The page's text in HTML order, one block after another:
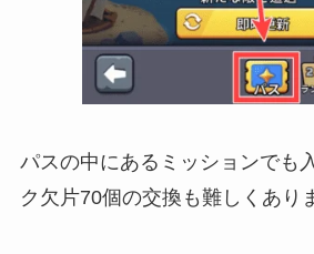
パスの中にあるミッションでも
ク欠片70個の交換も難しくあり